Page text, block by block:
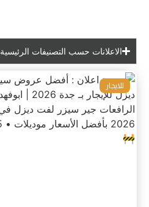
الاعلانات حسب التصنيفات الرئيسية
للايجار